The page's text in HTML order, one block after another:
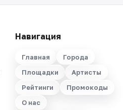
Навигация
Главная
Города
Площадки
Артисты
Рейтинги
Промокоды
О нас